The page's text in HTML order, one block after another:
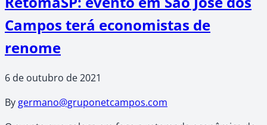
Campos terá economistas de
renome
6 de outubro de 2021
Bygermano@gruponetcampos.com